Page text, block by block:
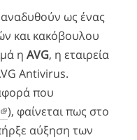
ως ένας
και κακόβουλου
η AVG, η εταιρεία
Antivirus.
που
), φαίνεται πως στο
αύξηση των